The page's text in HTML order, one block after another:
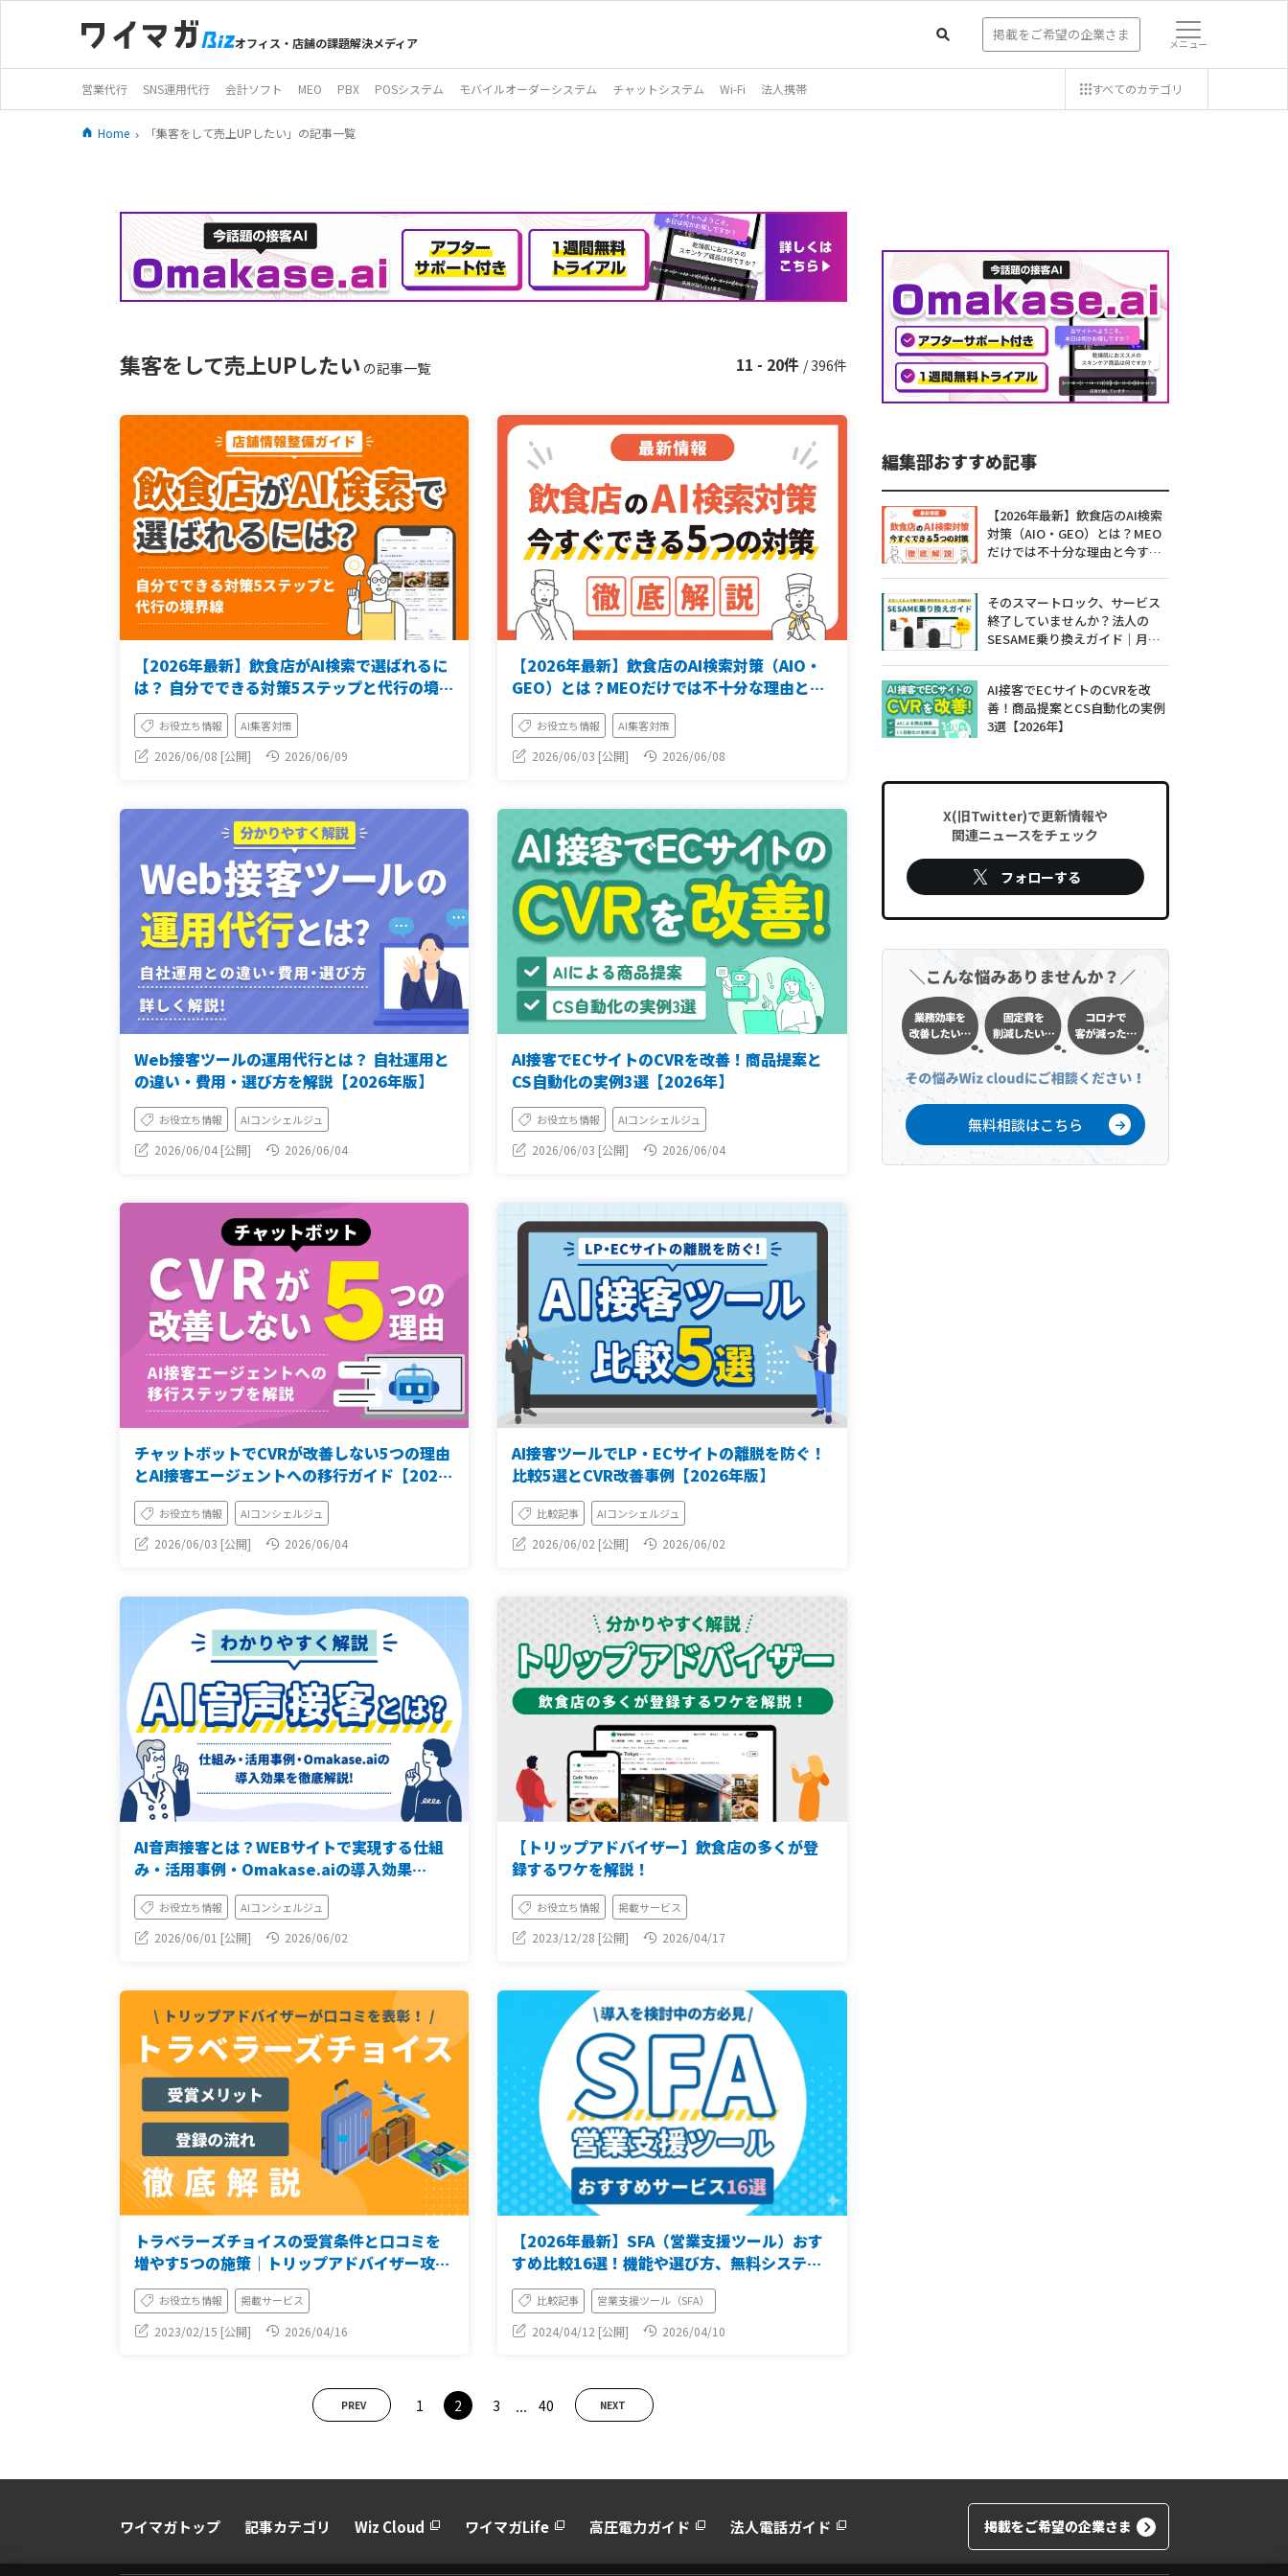
オフィス・店舗の課題解決メディア 掲載をご希望の企業さま メニュー
営業代行 SNS運用代行 会計ソフト MEO PBX POSシステム モバイルオーダーシステム チャットシステム Wi-Fi 法人携帯 すべてのカテゴリ
Home 「集客をして売上UPしたい」の記事一覧
集客をして売上UPしたい の記事一覧 11 - 20件 / 396件
【2026年最新】飲食店がAI検索で選ばれるに
は？ 自分でできる対策5ステップと代行の境界
線【店舗情報整備ガイド】
お役立ち情報 AI集客対策
2026/06/08 [公開] 2026/06/09
【2026年最新】飲食店のAI検索対策（AIO・
GEO）とは？MEOだけでは不十分な理由と今
すぐできる5つの対策
お役立ち情報 AI集客対策
2026/06/03 [公開] 2026/06/08
Web接客ツールの運用代行とは？ 自社運用と
の違い・費用・選び方を解説【2026年版】
お役立ち情報 AIコンシェルジュ
2026/06/04 [公開] 2026/06/04
AI接客でECサイトのCVRを改善！商品提案と
CS自動化の実例3選【2026年】
お役立ち情報 AIコンシェルジュ
2026/06/03 [公開] 2026/06/04
チャットボットでCVRが改善しない5つの理由
とAI接客エージェントへの移行ガイド【2026
年版】
お役立ち情報 AIコンシェルジュ
2026/06/03 [公開] 2026/06/04
AI接客ツールでLP・ECサイトの離脱を防ぐ！
比較5選とCVR改善事例【2026年版】
比較記事 AIコンシェルジュ
2026/06/02 [公開] 2026/06/02
AI音声接客とは？WEBサイトで実現する仕組
み・活用事例・Omakase.aiの導入効果
【2026年版】
お役立ち情報 AIコンシェルジュ
2026/06/01 [公開] 2026/06/02
【トリップアドバイザー】飲食店の多くが登
録するワケを解説！
お役立ち情報 掲載サービス
2023/12/28 [公開] 2026/04/17
トラベラーズチョイスの受賞条件と口コミを
増やす5つの施策｜トリップアドバイザー攻略
ガイド
お役立ち情報 掲載サービス
2023/02/15 [公開] 2026/04/16
【2026年最新】SFA（営業支援ツール）おす
すめ比較16選！機能や選び方、無料システム
を解説
比較記事 営業支援ツール（SFA）
2024/04/12 [公開] 2026/04/10
PREV 1 2 3 ... 40 NEXT
編集部おすすめ記事
【2026年最新】飲食店のAI検索
対策（AIO・GEO）とは？MEO
だけでは不十分な理由と今すぐ
そのスマートロック、サービス
終了していませんか？法人の
SESAME乗り換えガイド｜月額0
AI接客でECサイトのCVRを改
善！商品提案とCS自動化の実例
3選【2026年】
X(旧Twitter)で更新情報や
関連ニュースをチェック
フォローする
無料相談はこちら
ワイマガトップ 記事カテゴリ Wiz Cloud ワイマガLife 高圧電力ガイド 法人電話ガイド 掲載をご希望の企業さま